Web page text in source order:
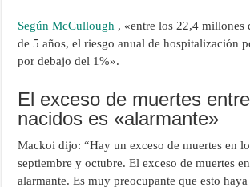
Según McCullough , «entre los 22,4 millones
de 5 años, el riesgo anual de hospitalización
por debajo del 1%».
El exceso de muertes
nacidos es «alarmante»
Mackoi dijo: “Hay un exceso de muertes en
septiembre y octubre. El exceso de muertes
alarmante. Es muy preocupante que esto